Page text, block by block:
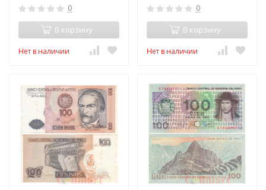
0
В корзину
Нет в наличии
0
В корзину
Нет в наличии